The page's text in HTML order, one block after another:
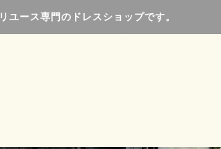
リユース専門のドレスショップです。